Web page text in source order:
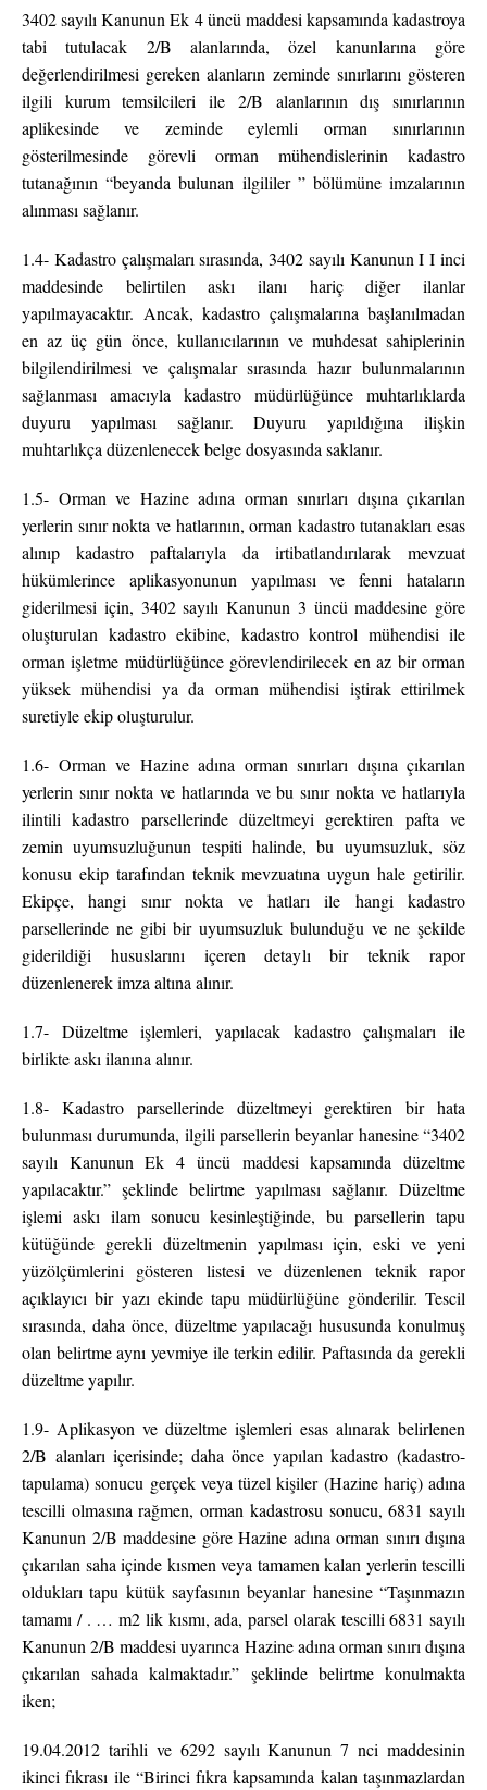
3402 sayılı Kanunun Ek 4 üncü maddesi kapsamında kadastroya
tabi tutulacak 2/B alanlarında, özel kanunlarına göre
değerlendirilmesi gereken alanların zeminde sınırlarını gösteren
ilgili kurum temsilcileri ile 2/B alanlarının dış sınırlarının
aplikesinde ve zeminde eylemli orman sınırlarının
gösterilmesinde görevli orman mühendislerinin kadastro
tutanağının “beyanda bulunan ilgililer ” bölümüne imzalarının
alınması sağlanır.
1.4- Kadastro çalışmaları sırasında, 3402 sayılı Kanunun I I inci
maddesinde belirtilen askı ilanı hariç diğer ilanlar
yapılmayacaktır. Ancak, kadastro çalışmalarına başlanılmadan
en az üç gün önce, kullanıcılarının ve muhdesat sahiplerinin
bilgilendirilmesi ve çalışmalar sırasında hazır bulunmalarının
sağlanması amacıyla kadastro müdürlüğünce muhtarlıklarda
duyuru yapılması sağlanır. Duyuru yapıldığına ilişkin
muhtarlıkça düzenlenecek belge dosyasında saklanır.
1.5- Orman ve Hazine adına orman sınırları dışına çıkarılan
yerlerin sınır nokta ve hatlarının, orman kadastro tutanakları esas
alınıp kadastro paftalarıyla da irtibatlandırılarak mevzuat
hükümlerince aplikasyonunun yapılması ve fenni hataların
giderilmesi için, 3402 sayılı Kanunun 3 üncü maddesine göre
oluşturulan kadastro ekibine, kadastro kontrol mühendisi ile
orman işletme müdürlüğünce görevlendirilecek en az bir orman
yüksek mühendisi ya da orman mühendisi iştirak ettirilmek
suretiyle ekip oluşturulur.
1.6- Orman ve Hazine adına orman sınırları dışına çıkarılan
yerlerin sınır nokta ve hatlarında ve bu sınır nokta ve hatlarıyla
ilintili kadastro parsellerinde düzeltmeyi gerektiren pafta ve
zemin uyumsuzluğunun tespiti halinde, bu uyumsuzluk, söz
konusu ekip tarafından teknik mevzuatına uygun hale getirilir.
Ekipçe, hangi sınır nokta ve hatları ile hangi kadastro
parsellerinde ne gibi bir uyumsuzluk bulunduğu ve ne şekilde
giderildiği hususlarını içeren detaylı bir teknik rapor
düzenlenerek imza altına alınır.
1.7- Düzeltme işlemleri, yapılacak kadastro çalışmaları ile
birlikte askı ilanına alınır.
1.8- Kadastro parsellerinde düzeltmeyi gerektiren bir hata
bulunması durumunda, ilgili parsellerin beyanlar hanesine “3402
sayılı Kanunun Ek 4 üncü maddesi kapsamında düzeltme
yapılacaktır.” şeklinde belirtme yapılması sağlanır. Düzeltme
işlemi askı ilam sonucu kesinleştiğinde, bu parsellerin tapu
kütüğünde gerekli düzeltmenin yapılması için, eski ve yeni
yüzölçümlerini gösteren listesi ve düzenlenen teknik rapor
açıklayıcı bir yazı ekinde tapu müdürlüğüne gönderilir. Tescil
sırasında, daha önce, düzeltme yapılacağı hususunda konulmuş
olan belirtme aynı yevmiye ile terkin edilir. Paftasında da gerekli
düzeltme yapılır.
1.9- Aplikasyon ve düzeltme işlemleri esas alınarak belirlenen
2/B alanları içerisinde; daha önce yapılan kadastro (kadastro-
tapulama) sonucu gerçek veya tüzel kişiler (Hazine hariç) adına
tescilli olmasına rağmen, orman kadastrosu sonucu, 6831 sayılı
Kanunun 2/B maddesine göre Hazine adına orman sınırı dışına
çıkarılan saha içinde kısmen veya tamamen kalan yerlerin tescilli
oldukları tapu kütük sayfasının beyanlar hanesine “Taşınmazın
tamamı / . … m2 lik kısmı, ada, parsel olarak tescilli 6831 sayılı
Kanunun 2/B maddesi uyarınca Hazine adına orman sınırı dışına
çıkarılan sahada kalmaktadır.” şeklinde belirtme konulmakta
iken;
19.04.2012 tarihli ve 6292 sayılı Kanunun 7 nci maddesinin
ikinci fıkrası ile “Birinci fıkra kapsamında kalan taşınmazlardan